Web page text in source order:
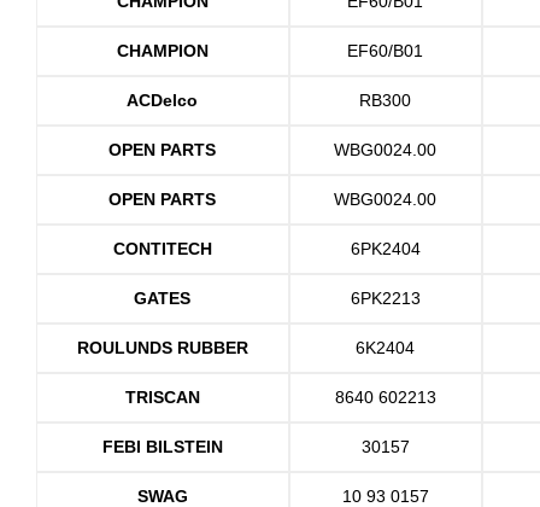
CHAMPION EF60/B01
ACDelco RB300
OPEN PARTS WBG0024.00
OPEN PARTS WBG0024.00
CONTITECH 6PK2404
GATES 6PK2213
ROULUNDS RUBBER 6K2404
TRISCAN 8640 602213
FEBI BILSTEIN 30157
SWAG 10 93 0157